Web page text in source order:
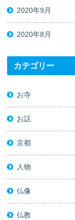
2020年9月
2020年8月
カテゴリー
お寺
お話
京都
人物
仏像
仏教